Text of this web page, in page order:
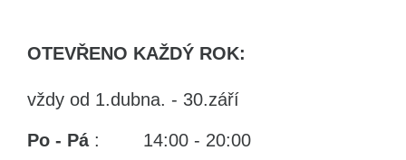
OTEVŘENO KAŽDÝ ROK:
vždy od 1.dubna. - 30.září
Po - Pá : 14:00 - 20:00